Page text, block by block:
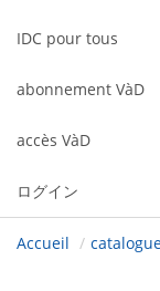
IDC pour tous
abonnement VàD
accès VàD
ログイン
Accueil /